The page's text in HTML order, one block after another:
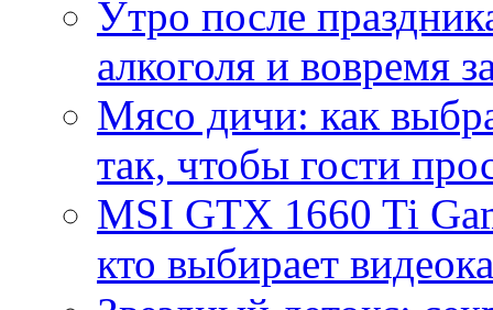
Утро после
алкоголя и вовремя
Мясо дичи: как
так, чтобы гости
MSI GTX 1660 Ti
кто выбирает